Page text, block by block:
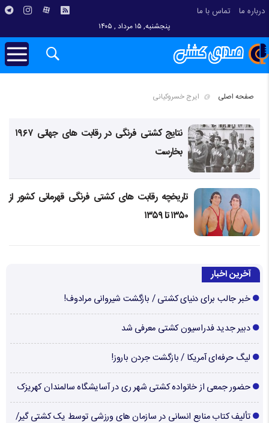
درباره ما تماس با ما
پنجشنبه, ۱۵ مرداد , ۱۴۰۵
صفحه اصلی ایرج خسروکیانی
نتایج کشتی فرنگی در رقابت های جهانی ۱۹۶۷
بخارست
تاریخچه رقابت های کشتی فرنگی قهرمانی کشور از
۱۳۵۰ تا ۱۳۵۹
آخرین اخبار
خبر جالب برای دنیای کشتی / بازگشت شیروانی مرادوف!
دبیر جدید فدراسیون کشتی معرفی شد
لیگ حرفه‌ای آمریکا / بازگشت جردن باروز!
حضور جمعی از خانواده کشتی شهر ری در آسایشگاه سالمندان کهریزک
تألیف کتاب منابع انسانی در سازمان های ورزشی توسط یک کشتی گیر/